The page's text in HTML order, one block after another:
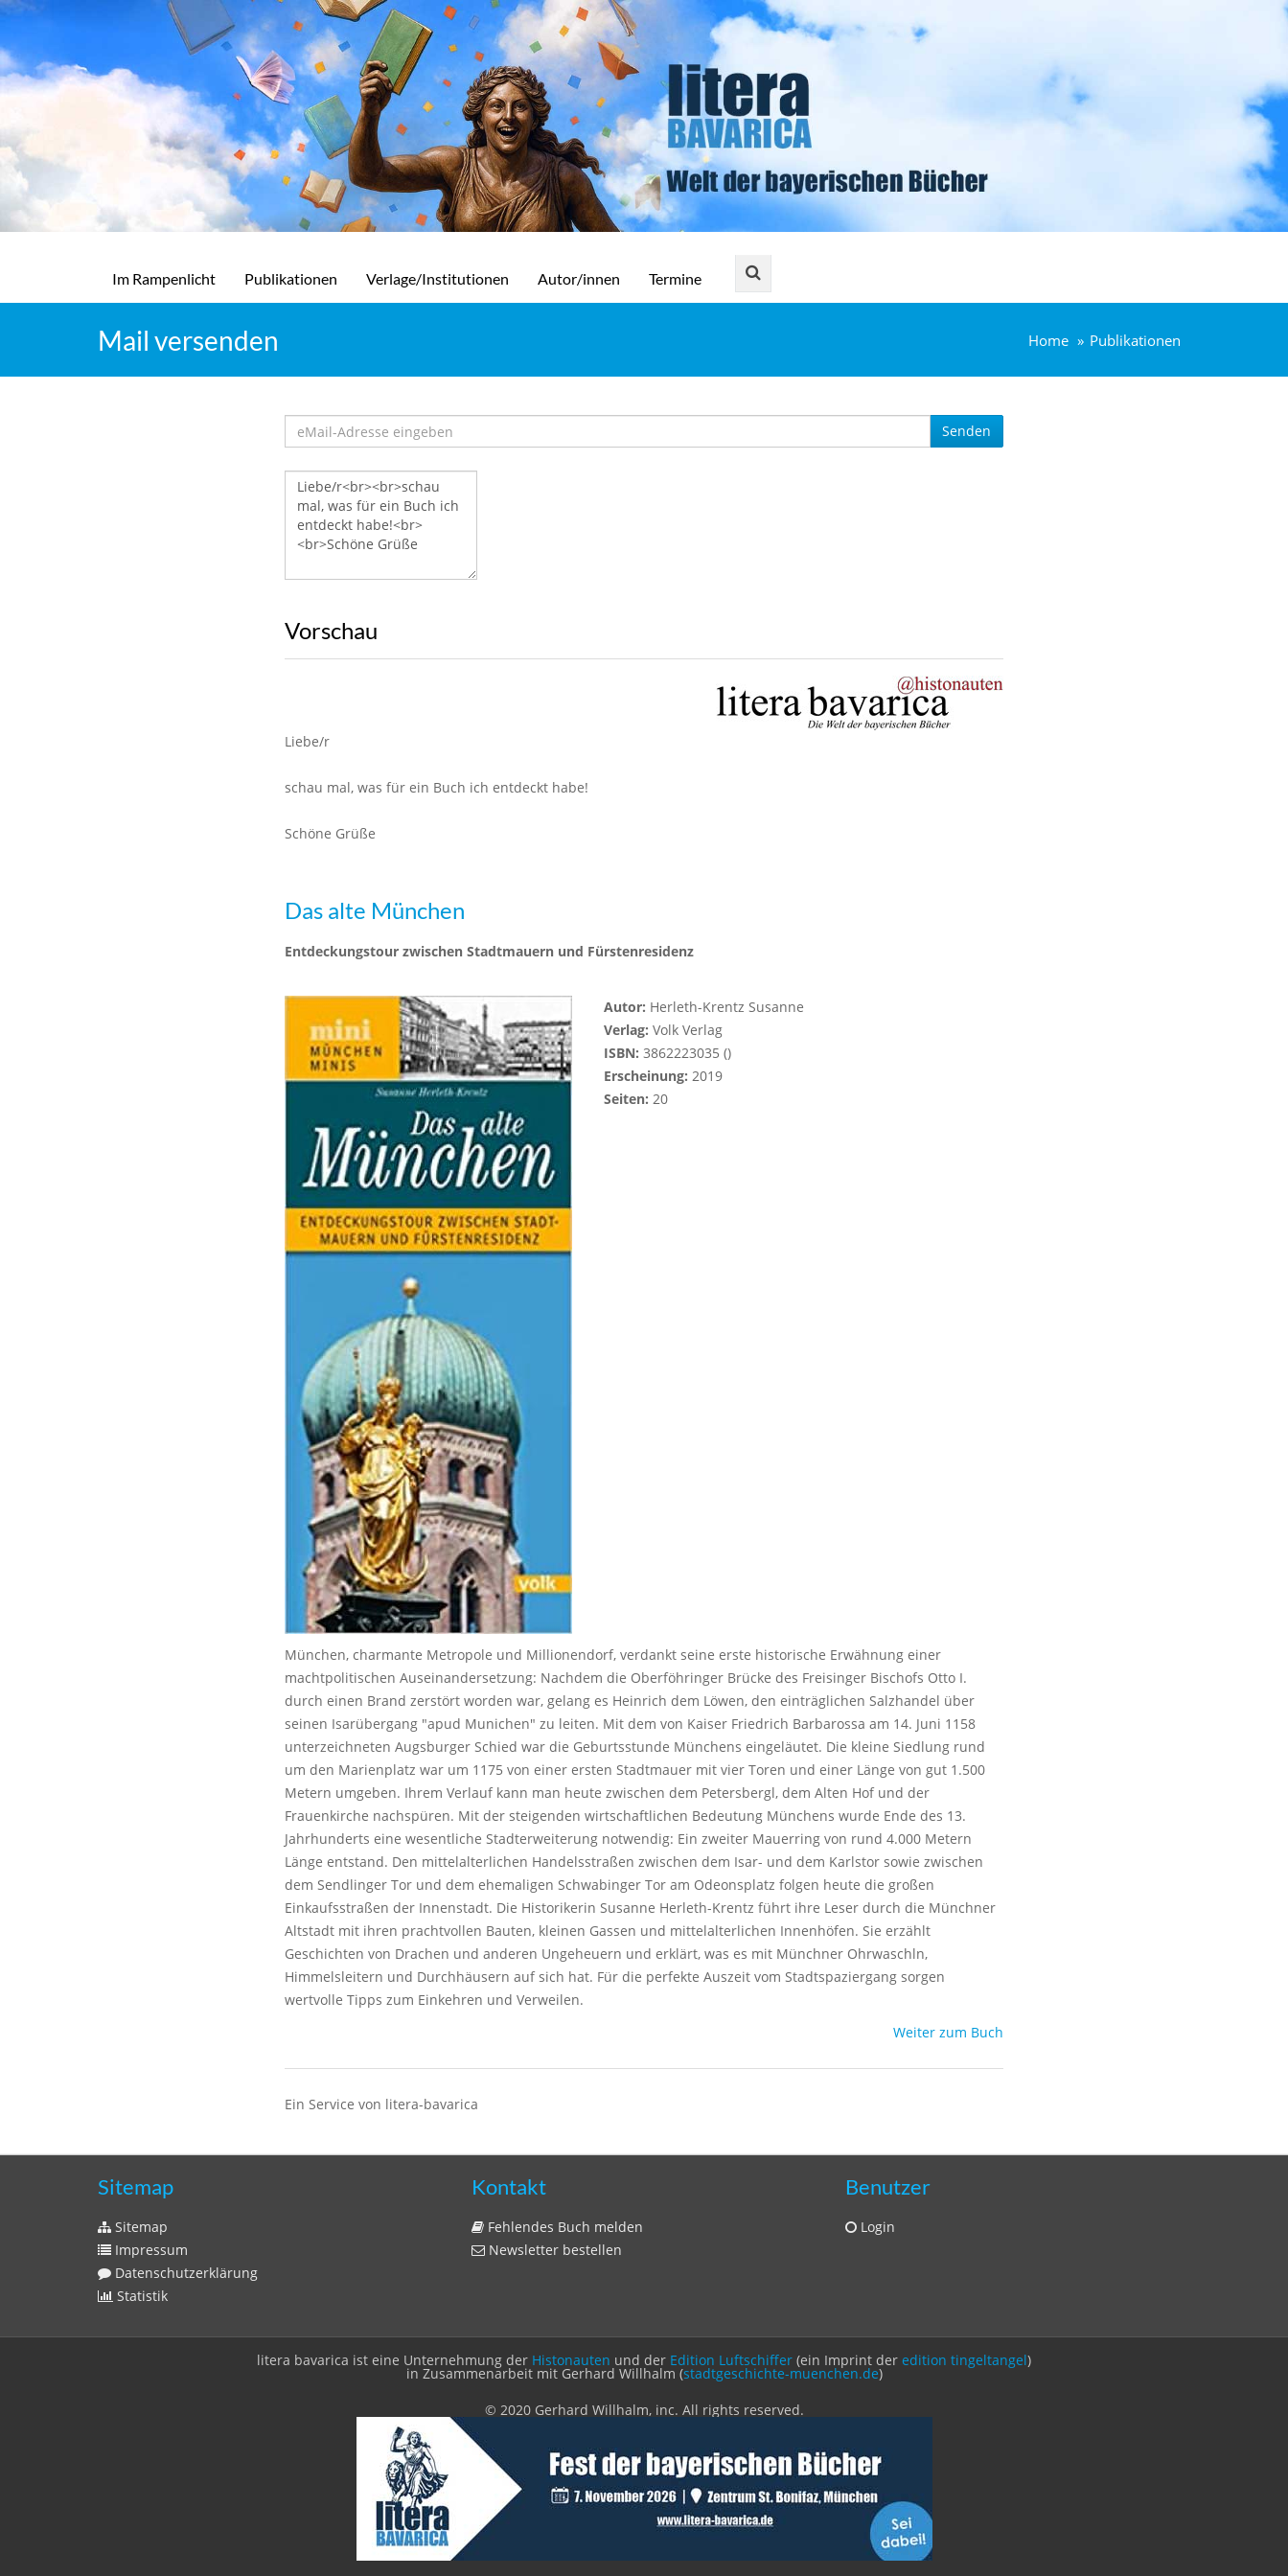
Im Rampenlicht Publikationen Verlage/Institutionen Autor/innen Termine
Mail versenden Home Publikationen
Senden
Vorschau
Liebe/r
schau mal, was für ein Buch ich entdeckt habe!
Schöne Grüße
Das alte München
Entdeckungstour zwischen Stadtmauern und Fürstenresidenz
Autor: Herleth-Krentz Susanne
Verlag: Volk Verlag
ISBN: 3862223035 ()
Erscheinung: 2019
Seiten: 20
München, charmante Metropole und Millionendorf, verdankt seine erste historische Erwähnung einer
machtpolitischen Auseinandersetzung: Nachdem die Oberföhringer Brücke des Freisinger Bischofs Otto I.
durch einen Brand zerstört worden war, gelang es Heinrich dem Löwen, den einträglichen Salzhandel über
seinen Isarübergang "apud Munichen" zu leiten. Mit dem von Kaiser Friedrich Barbarossa am 14. Juni 1158
unterzeichneten Augsburger Schied war die Geburtsstunde Münchens eingeläutet. Die kleine Siedlung rund
um den Marienplatz war um 1175 von einer ersten Stadtmauer mit vier Toren und einer Länge von gut 1.500
Metern umgeben. Ihrem Verlauf kann man heute zwischen dem Petersbergl, dem Alten Hof und der
Frauenkirche nachspüren. Mit der steigenden wirtschaftlichen Bedeutung Münchens wurde Ende des 13.
Jahrhunderts eine wesentliche Stadterweiterung notwendig: Ein zweiter Mauerring von rund 4.000 Metern
Länge entstand. Den mittelalterlichen Handelsstraßen zwischen dem Isar- und dem Karlstor sowie zwischen
dem Sendlinger Tor und dem ehemaligen Schwabinger Tor am Odeonsplatz folgen heute die großen
Einkaufsstraßen der Innenstadt. Die Historikerin Susanne Herleth-Krentz führt ihre Leser durch die Münchner
Altstadt mit ihren prachtvollen Bauten, kleinen Gassen und mittelalterlichen Innenhöfen. Sie erzählt
Geschichten von Drachen und anderen Ungeheuern und erklärt, was es mit Münchner Ohrwaschln,
Himmelsleitern und Durchhäusern auf sich hat. Für die perfekte Auszeit vom Stadtspaziergang sorgen
wertvolle Tipps zum Einkehren und Verweilen.
Weiter zum Buch
Ein Service von litera-bavarica
Sitemap
Sitemap
Impressum
Datenschutzerklärung
Statistik
Kontakt
Fehlendes Buch melden
Newsletter bestellen
Benutzer
Login
litera bavarica ist eine Unternehmung der Histonauten und der Edition Luftschiffer (ein Imprint der edition tingeltangel)
in Zusammenarbeit mit Gerhard Willhalm (stadtgeschichte-muenchen.de)
© 2020 Gerhard Willhalm, inc. All rights reserved.